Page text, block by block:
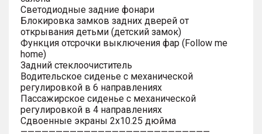
Светодиодные задние фонари
Блокировка замков задних дверей от
открывания детьми (детский замок)
Функция отсрочки выключения фар (Follow me
home)
Задний стеклоочиститель
Водительское сиденье с механической
регулировкой в 6 направлениях
Пассажирское сиденье с механической
регулировкой в 4 направлениях
Сдвоенные экраны 2х10.25 дюйма
———————————————————————————